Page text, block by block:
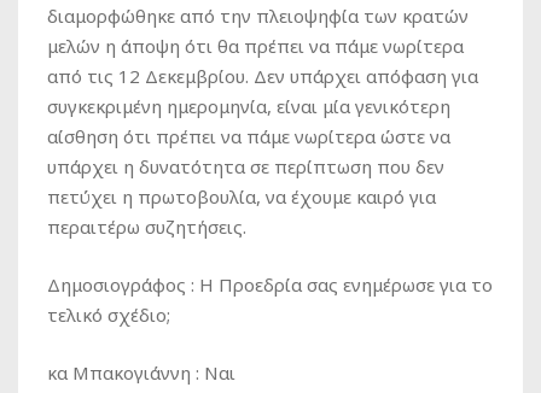
διαμορφώθηκε από την πλειοψηφία των κρατών
μελών η άποψη ότι θα πρέπει να πάμε νωρίτερα
από τις 12 Δεκεμβρίου. Δεν υπάρχει απόφαση για
συγκεκριμένη ημερομηνία, είναι μία γενικότερη
αίσθηση ότι πρέπει να πάμε νωρίτερα ώστε να
υπάρχει η δυνατότητα σε περίπτωση που δεν
πετύχει η πρωτοβουλία, να έχουμε καιρό για
περαιτέρω συζητήσεις.
Δημοσιογράφος : Η Προεδρία σας ενημέρωσε για το
τελικό σχέδιο;
κα Μπακογιάννη : Ναι